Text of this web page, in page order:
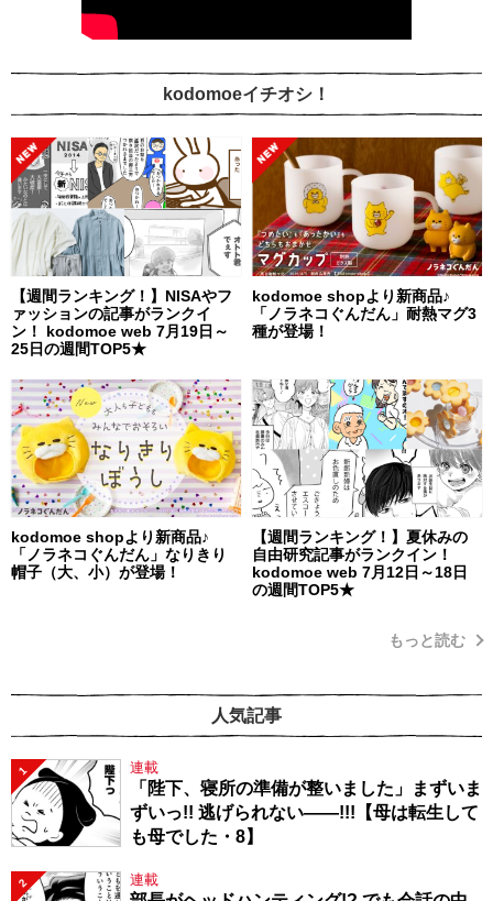
kodomoeイチオシ！
【週間ランキング！】NISAやフ
ァッションの記事がランクイ
ン！ kodomoe web 7月19日～
25日の週間TOP5★
kodomoe shopより新商品♪
「ノラネコぐんだん」耐熱マグ3
種が登場！
kodomoe shopより新商品♪
「ノラネコぐんだん」なりきり
帽子（大、小）が登場！
【週間ランキング！】夏休みの
自由研究記事がランクイン！
kodomoe web 7月12日～18日
の週間TOP5★
もっと読む
人気記事
1 連載
「陛下、寝所の準備が整いました」まずいま
ずいっ!! 逃げられない――!!!【母は転生して
も母でした・8】
2 連載